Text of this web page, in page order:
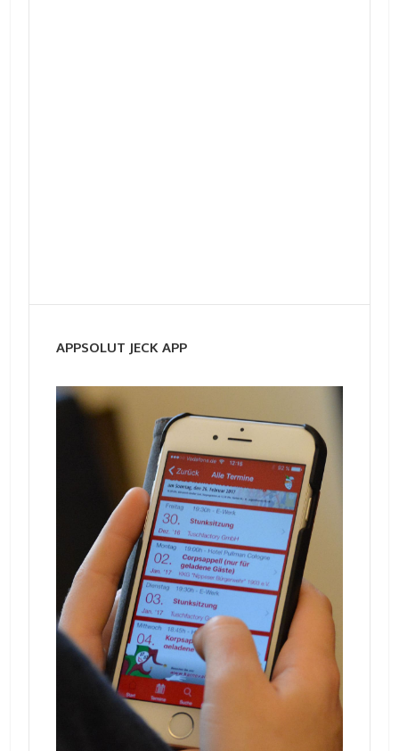
APPSOLUT JECK APP